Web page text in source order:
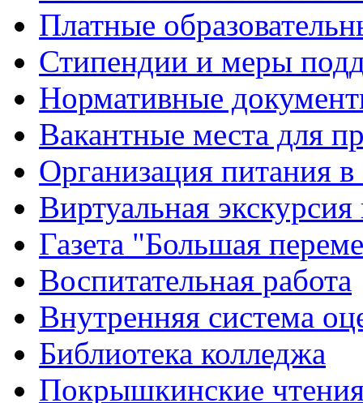
Платные
Стипендии и меры
Нормативные
Вакантные места для
Организация питания в
Виртуальная
Газета "Большая
Воспитательная работа
Внутренняя система
Библиотека колледжа
Покрышкинские